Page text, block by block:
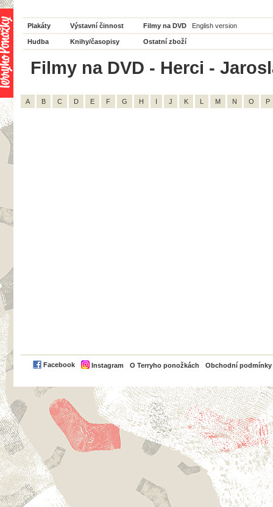
Plakáty Výstavní činnost Filmy na DVD English version
Hudba Knihy/časopisy Ostatní zboží
Filmy na DVD - Herci -
A B C D E F G H I J K L M N O P
Facebook Instagram O Terryho ponožkách Obchodní podmínky
PayPal